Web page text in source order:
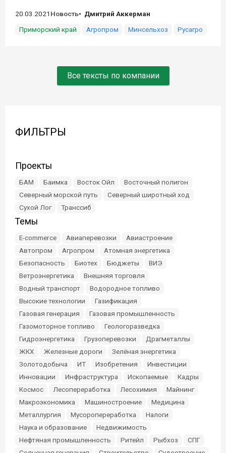
20.03.2021 Новость
Дмитрий Аккерман
Приморский край
Агропром Минсельхоз Русагро
Все тексты по компании
ФИЛЬТРЫ
Проекты
БАМ Баимка Восток Ойл
Восточный полигон
Северный морской путь
Северный широтный ход
Сухой Лог
Транссиб
Темы
E-commerce Авиаперевозки
Авиастроение
Автопром
Агропром
Атомная энергетика
Безопасность
Биотех Бюджеты
ВИЭ
Ветроэнергетика
Внешняя торговля
Водный транспорт
Водородное топливо
Высокие технологии
Газификация
Газовая генерация
Газовая промышленность
Газомоторное топливо
Геологоразведка
Гидроэнергетика
Грузоперевозки
Драгметаллы
ЖКХ
Железные дороги
Зелёная энергетика
Золотодобыча
ИТ Изобретения
Инвестиции
Инновации
Инфраструктура Ископаемые
Кадры
Космос
Лесопереработка Лесохимия
Майнинг
Макроэкономика
Машиностроение
Медицина
Металлургия
Мусоропереработка
Налоги
Наука и образование
Недвижимость
Нефтяная промышленность
Ритейл Рыбхоз
СПГ